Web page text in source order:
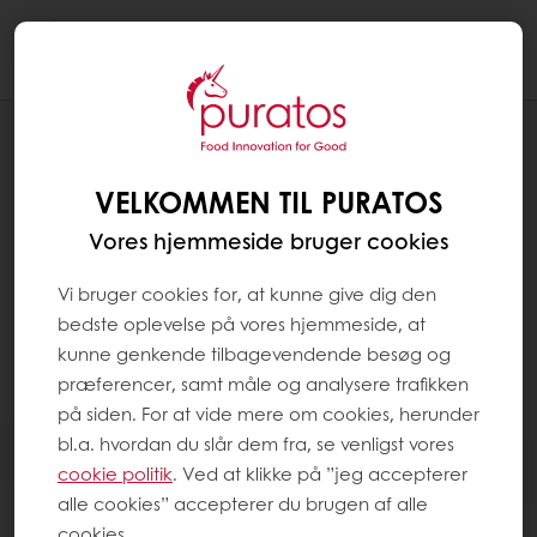
VELKOMMEN TIL PURATOS
Vores hjemmeside bruger cookies
Vi bruger cookies for, at kunne give dig den
bedste oplevelse på vores hjemmeside, at
kunne genkende tilbagevendende besøg og
præferencer, samt måle og analysere trafikken
på siden. For at vide mere om cookies, herunder
bl.a. hvordan du slår dem fra, se venligst vores
cookie politik. Ved at klikke på ”jeg accepterer
alle cookies” accepterer du brugen af alle